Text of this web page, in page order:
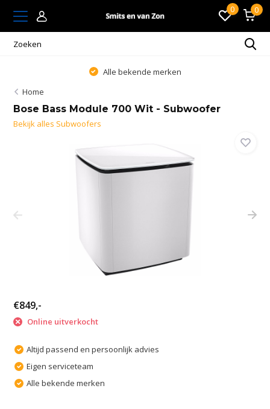
0 0
Alle bekende merken
Home
Bose Bass Module 700 Wit - Subwoofer
Bekijk alles Subwoofers
€849,-
Online uitverkocht
Altijd passend en persoonlijk advies
Eigen serviceteam
Alle bekende merken